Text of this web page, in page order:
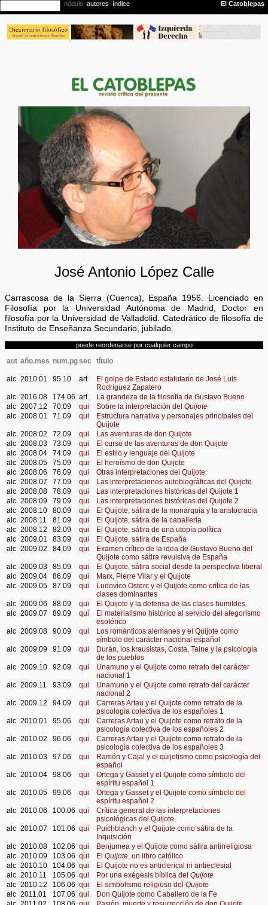
José Antonio López Calle
Carrascosa de la Sierra (Cuenca), España 1956. Licenciado en
Filosofía por la Universidad Autónoma de Madrid, Doctor en
filosofía por la Universidad de Valladolid. Catedrático de filosofía de
Instituto de Enseñanza Secundario, jubilado.
puede reordenarse por cualquier campo
aut año.mes num.pgsec título
alc 2010.01 95.10 art
El golpe de Estado estatutario de José Luis
Rodríguez Zapatero
alc 2016.08 174.06 art
La grandeza de la filosofía de Gustavo Bueno
alc 2007.12 70.09 qui Sobre la interpretación del Quijote
alc 2008.01 71.09 qui
Estructura narrativa y personajes principales del
Quijote
alc 2008.02 72.09 qui
Las aventuras de don Quijote
alc 2008.03 73.09 qui
El curso de las aventuras de don Quijote
alc 2008.04 74.09 qui
El estilo y lenguaje del Quijote
alc 2008.05 75.09 qui
El heroísmo de don Quijote
alc 2008.06 76.09 qui
Otras interpretaciones del Quijote
alc 2008.07 77.09 qui
Las interpretaciones autobiográficas del Quijote
alc 2008.08 78.09 qui
Las interpretaciones históricas del Quijote 1
alc 2008.09 79.09 qui
Las interpretaciones históricas del Quijote 2
alc 2008.10 80.09 qui
El Quijote, sátira de la monarquía y la aristocracia
alc 2008.11 81.09 qui
El Quijote, sátira de la caballería
alc 2008.12 82.09 qui
El Quijote, sátira de una utopía política
alc 2009.01 83.09 qui
El Quijote, sátira de España
alc 2009.02 84.09 qui
Examen crítico de la idea de Gustavo Bueno del
Quijote como sátira revulsiva de España
alc 2009.03 85.09 qui
El Quijote, sátira social desde la perspectiva liberal
alc 2009.04 86.09 qui
Marx, Pierre Vilar y el Quijote
alc 2009.05 87.09 qui
Ludovico Osterc y el Quijote como crítica de las
clases dominantes
alc 2009.06 88.09 qui
El Quijote y la defensa de las clases humildes
alc 2009.07 89.09 qui
El materialismo histórico al servicio del alegorismo
esotérico
alc 2009.08 90.09 qui
Los románticos alemanes y el Quijote como
símbolo del carácter nacional español
alc 2009.09 91.09 qui
Durán, los krausistas, Costa, Taine y la psicología
de los pueblos
alc 2009.10 92.09 qui
Unamuno y el Quijote como retrato del carácter
nacional 1
alc 2009.11 93.09 qui
Unamuno y el Quijote como retrato del carácter
nacional 2
alc 2009.12 94.09 qui
Carreras Artau y el Quijote como retrato de la
psicología colectiva de los españoles 1
alc 2010.01 95.06 qui
Carreras Artau y el Quijote como retrato de la
psicología colectiva de los españoles 2
alc 2010.02 96.06 qui
Carreras Artau y el Quijote como retrato de la
psicología colectiva de los españoles 3
alc 2010.03 97.06 qui
Ramón y Cajal y el quijotismo como psicología del
español
alc 2010.04 98.06 qui
Ortega y Gasset y el Quijote como símbolo del
espíritu español 1
alc 2010.05 99.06 qui
Ortega y Gasset y el Quijote como símbolo del
espíritu español 2
alc 2010.06 100.06 qui
Crítica general de las interpretaciones
psicológicas del Quijote
alc 2010.07 101.06 qui
Puichblanch y el Quijote como sátira de la
Inquisición
alc 2010.08 102.06 qui
Benjumea y el Quijote como sátira antirreligiosa
alc 2010.09 103.06 qui El Quijote, un libro católico
alc 2010.10 104.06 qui
El Quijote no es anticlerical ni antieclesial
alc 2010.11 105.06 qui Por una exégesis bíblica del Quijote
alc 2010.12 106.06 qui El simbolismo religioso del Quijote
alc 2011.01 107.06 qui
Don Quijote como Caballero de la Fe